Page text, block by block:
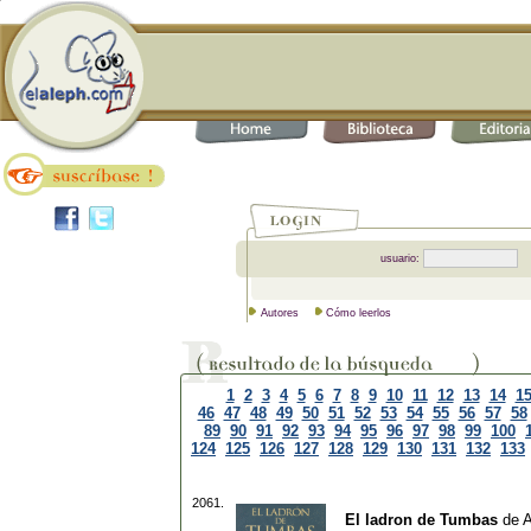
usuario:
Autores Cómo leerlos
1 2 3 4 5 6 7 8 9 10 11 12 13 14 15
46 47 48 49 50 51 52 53 54 55 56 57 58
89 90 91 92 93 94 95 96 97 98 99 100
124 125 126 127 128 129 130 131 132 133
2061.
El ladron de Tumbas de